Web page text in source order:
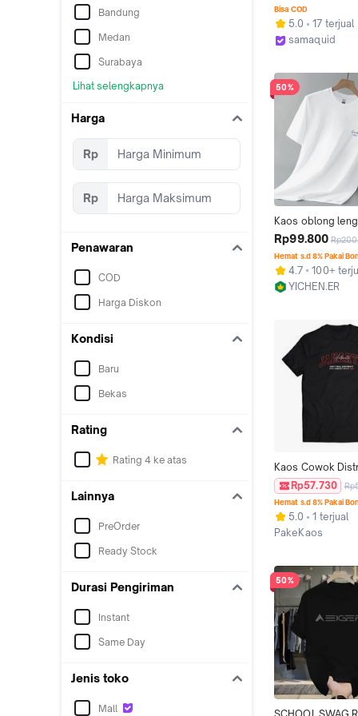
Bandung
Medan
Surabaya
Lihat selengkapnya
Harga
Rp
Rp
Penawaran
COD
Harga Diskon
Kondisi
Baru
Bekas
Rating
Rating 4 ke atas
Lainnya
PreOrder
Ready Stock
Durasi Pengiriman
Instant
Same Day
Jenis toko
Mall
Konser F4 F
FForever World
bordir polos
Bisa COD
5.0
17 terjual
samaquid
50%
Kaos oblong
pendek leher
unisex longgar
atasan trendi
Wanita Panjang
Baju Putih kaos
Kerah Cewek
Rp99.800
Hemat s.d 8% Pakai
4.7
100+
YICHEN.ER
Kaos Cowok
JAKARTA
Pria Sablon Polos
Combed Oblong
Rp57.730
Hemat s.d 8% Pakai
5.0
1 terjual
PakeKaos
50%